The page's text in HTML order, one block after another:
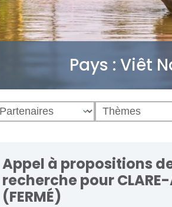
Pays : Viêt
Appel à propositions
recherche pour CLARE-
(FERMÉ)